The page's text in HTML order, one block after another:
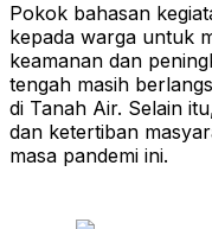
Pokok bahasan
kepada warga untuk
keamanan dan
tengah masih
di Tanah Air. Selain
dan ketertiban
masa pandemi ini.